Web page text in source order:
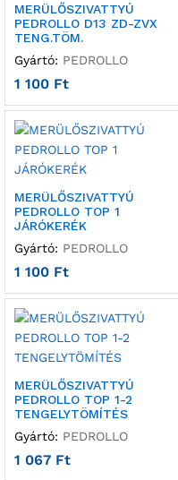
MERÜLŐSZIVATTYÚ
PEDROLLO D13 ZD-ZVX
TENG.TÖM.
Gyártó: PEDROLLO
1 100 Ft
MERÜLŐSZIVATTYÚ
PEDROLLO TOP 1
JÁRÓKERÉK
Gyártó: PEDROLLO
1 100 Ft
MERÜLŐSZIVATTYÚ
PEDROLLO TOP 1-2
TENGELYTÖMÍTÉS
Gyártó: PEDROLLO
1 067 Ft